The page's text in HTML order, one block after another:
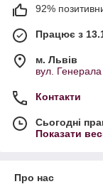
92%
Працює з
м. Львів
вул.
Контакти
Сьогодні
Показати
Про нас